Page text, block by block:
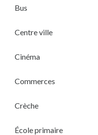
Bus
Centre ville
Cinéma
Commerces
Crèche
École primaire